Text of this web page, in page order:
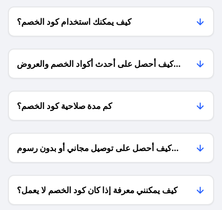
كيف يمكنك استخدام كود الخصم؟
كيف أحصل على أحدث أكواد الخصم والعروض
للمتاجر؟
كم مدة صلاحية كود الخصم؟
كيف أحصل على توصيل مجاني أو بدون رسوم
الشحن ؟
كيف يمكنني معرفة إذا كان كود الخصم لا يعمل؟